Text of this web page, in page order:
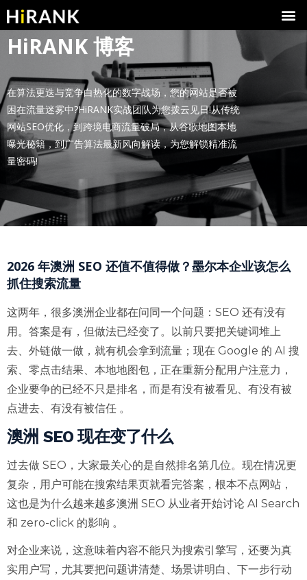
HiRANK 博客
在算法更迭与竞争白热化的数字战场，您的网站是否被
困在流量迷雾中?HiRANK实战团队为您拨云见日!从传统
网站SEO优化，到跨境电商流量破局，从谷歌地图本地
曝光秘籍，到广告算法最新风向解读，为您解锁精准流
量密码!
2026 年澳洲 SEO 还值不值得做？墨尔本企业该怎么
抓住搜索流量
这两年，很多澳洲企业都在问同一个问题：SEO 还有没有
用。答案是有，但做法已经变了。以前只要把关键词堆上
去、外链做一做，就有机会拿到流量；现在 Google 的 AI 搜
索、零点击结果、本地地图包，正在重新分配用户注意力，
企业要争的已经不只是排名，而是有没有被看见、有没有被
点进去、有没有被信任 。
澳洲 SEO 现在变了什么
过去做 SEO，大家最关心的是自然排名第几位。现在情况更
复杂，用户可能在搜索结果页就看完答案，根本不点网站，
这也是为什么越来越多澳洲 SEO 从业者开始讨论 AI Search
和 zero-click 的影响 。
对企业来说，这意味着内容不能只为搜索引擎写，还要为真
实用户写，尤其要把问题讲清楚、场景讲明白、下一步行动